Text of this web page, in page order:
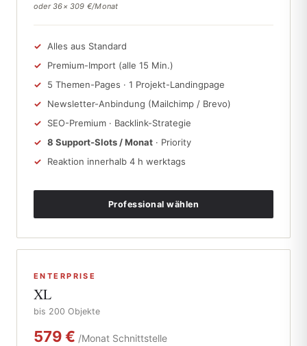
oder 36× 309 €/Monat
Alles aus Standard
Premium-Import (alle 15 Min.)
5 Themen-Pages · 1 Projekt-Landingpage
Newsletter-Anbindung (Mailchimp / Brevo)
SEO-Premium · Backlink-Strategie
8 Support-Slots / Monat · Priority
Reaktion innerhalb 4 h werktags
Professional wählen
ENTERPRISE
XL
bis 200 Objekte
579 € /Monat Schnittstelle